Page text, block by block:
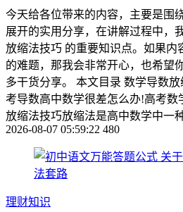
今天给各位带来的内容，主要是围
展开的实用分享，在讲解过程中，
放缩法技巧 的重要知识点。如果内
的难题，那我会非常开心，也希望
多干货分享。 本文目录 数学导数
考导数高中数学很差怎么办!高考数
放缩法技巧放缩法是高中数学中一
2026-08-07 05:59:22 480
理财知识